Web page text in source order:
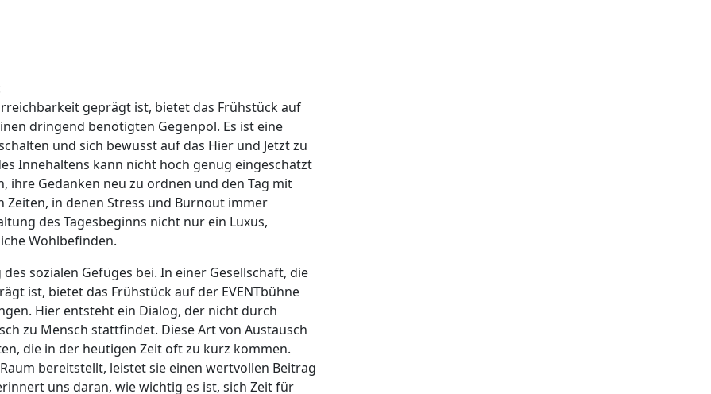
geprägt ist, bietet das Frühstück auf
dringend benötigten Gegenpol. Es ist eine
und sich bewusst auf das Hier und Jetzt zu
Innehaltens kann nicht hoch genug eingeschätzt
ihre Gedanken neu zu ordnen und den Tag mit
in denen Stress und Burnout immer
des Tagesbeginns nicht nur ein Luxus,
Wohlbefinden.
sozialen Gefüges bei. In einer Gesellschaft, die
ist, bietet das Frühstück auf der EVENTbühne
Hier entsteht ein Dialog, der nicht durch
zu Mensch stattfindet. Diese Art von Austausch
die in der heutigen Zeit oft zu kurz kommen.
bereitstellt, leistet sie einen wertvollen Beitrag
uns daran, wie wichtig es ist, sich Zeit für